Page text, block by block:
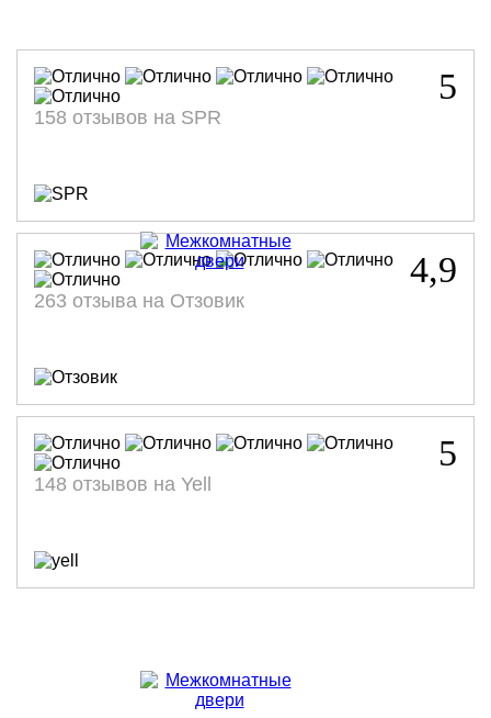
5
158 отзывов на SPR
4,9
263 отзыва на Отзовик
5
148 отзывов на Yell